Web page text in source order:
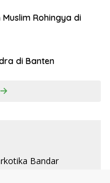
Rohingya di
di Banten